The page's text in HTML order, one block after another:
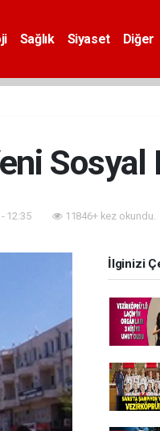
Sağlık Siyaset Diğer
Sosyal
12:35 11846+ kez okundu.
İlginizi